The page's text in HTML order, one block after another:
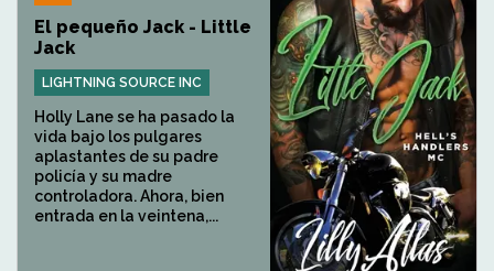
El pequeño Jack - Little
Jack
LIGHTNING SOURCE INC
Holly Lane se ha pasado la
vida bajo los pulgares
aplastantes de su padre
policía y su madre
controladora. Ahora, bien
entrada en la veintena,...